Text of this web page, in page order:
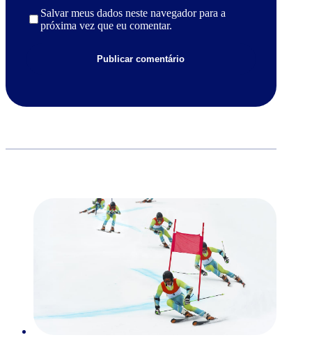
Salvar meus dados neste navegador para a
próxima vez que eu comentar.